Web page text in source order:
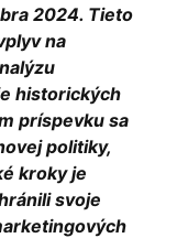
2024. Tieto
na
historických
príspevku sa
politiky,
kroky je
svoje